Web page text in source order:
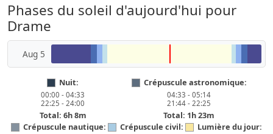
Phases du soleil d'aujourd'hui pour
Drame
Aug 5
Nuit:
00:00 - 04:33
22:25 - 24:00
Total: 6h 8m
Crépuscule astronomique:
04:33 - 05:14
21:44 - 22:25
Total: 1h 23m
Crépuscule nautique:
Crépuscule civil: Lumière du jour: